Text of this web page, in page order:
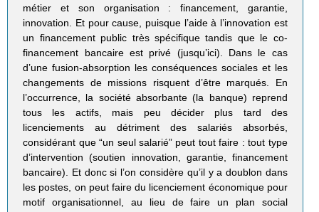
métier et son organisation : financement, garantie,
innovation. Et pour cause, puisque l’aide à l’innovation est
un financement public très spécifique tandis que le co-
financement bancaire est privé (jusqu’ici). Dans le cas
d’une fusion-absorption les conséquences sociales et les
changements de missions risquent d’être marqués. En
l’occurrence, la société absorbante (la banque) reprend
tous les actifs, mais peu décider plus tard des
licenciements au détriment des salariés absorbés,
considérant que “un seul salarié” peut tout faire : tout type
d’intervention (soutien innovation, garantie, financement
bancaire). Et donc si l’on considère qu’il y a doublon dans
les postes, on peut faire du licenciement économique pour
motif organisationnel, au lieu de faire un plan social